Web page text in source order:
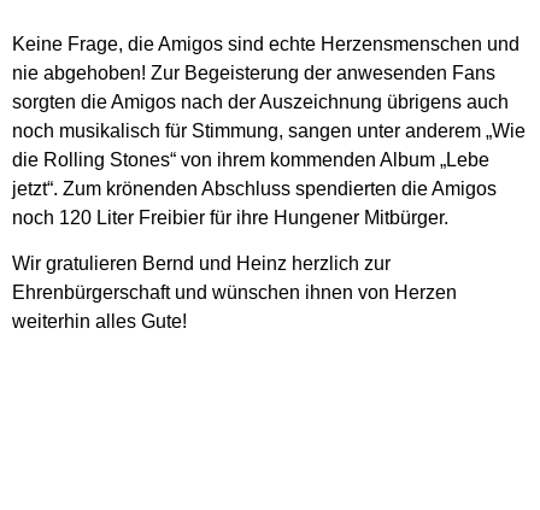
Keine Frage, die Amigos sind echte Herzensmenschen und
nie abgehoben! Zur Begeisterung der anwesenden Fans
sorgten die Amigos nach der Auszeichnung übrigens auch
noch musikalisch für Stimmung, sangen unter anderem „Wie
die Rolling Stones“ von ihrem kommenden Album „Lebe
jetzt“. Zum krönenden Abschluss spendierten die Amigos
noch 120 Liter Freibier für ihre Hungener Mitbürger.
Wir gratulieren Bernd und Heinz herzlich zur
Ehrenbürgerschaft und wünschen ihnen von Herzen
weiterhin alles Gute!